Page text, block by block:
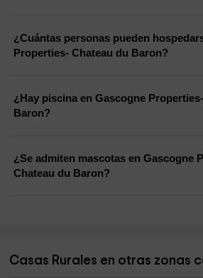
¿Cuántas personas pueden
Properties- Chateau du Baron?
¿Hay piscina en Gascogne
Baron?
¿Se admiten mascotas en Gascogne
Chateau du Baron?
Casas Rurales en otras zonas